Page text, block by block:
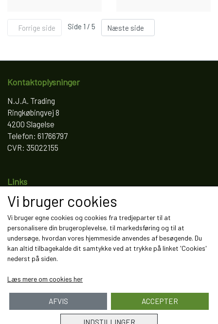
Forrige side Side 1 / 5 Næste side
Kontaktoplysninger
N.J.A. Trading
Ringkøbingvej 8
4200 Slagelse
Telefon: 61766797
CVR: 35022155
Links
Salgs- og leveringsbetingelser
Fortrydelse og reklamation
Kunde login
Om os
Kontakt
Vi bruger cookies
Vi bruger egne cookies og cookies fra tredjeparter til at
personalisere din brugeroplevelse, til markedsføring og til at
undersøge, hvordan vores hjemmeside anvendes af besøgende. Du
kan altid tilbagekalde dit samtykke ved at trykke på linket 'Cookies'
nederst på siden.
Læs mere om cookies her
INDSTILLINGER
AFVIS ACCEPTER